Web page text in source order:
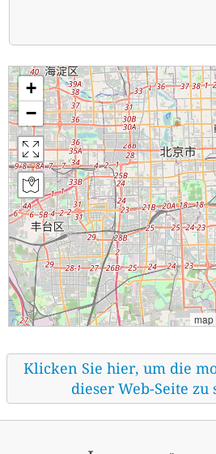
+
−
Klicken Sie hier, um die
dieser Web-Seite zu